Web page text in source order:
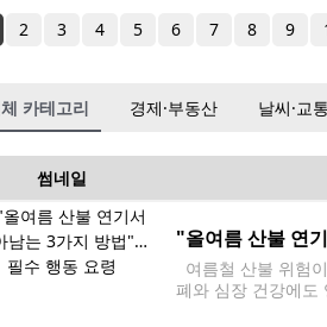
2 3 4 5 6 7 8 9
카테고리 경제·부동산 날씨·교통
썸네일
"올여름 산불 연
여름철 산불 위험
폐와 심장 건강에도